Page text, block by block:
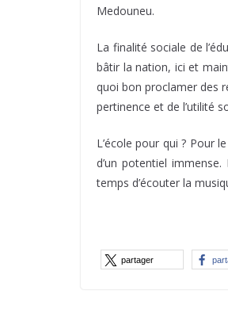
Medouneu.
La finalité sociale de
bâtir la nation, ici et
quoi bon proclamer des
pertinence et de l’utilité
L’école pour qui ? Pour
d’un potentiel
temps d’écouter la
partager